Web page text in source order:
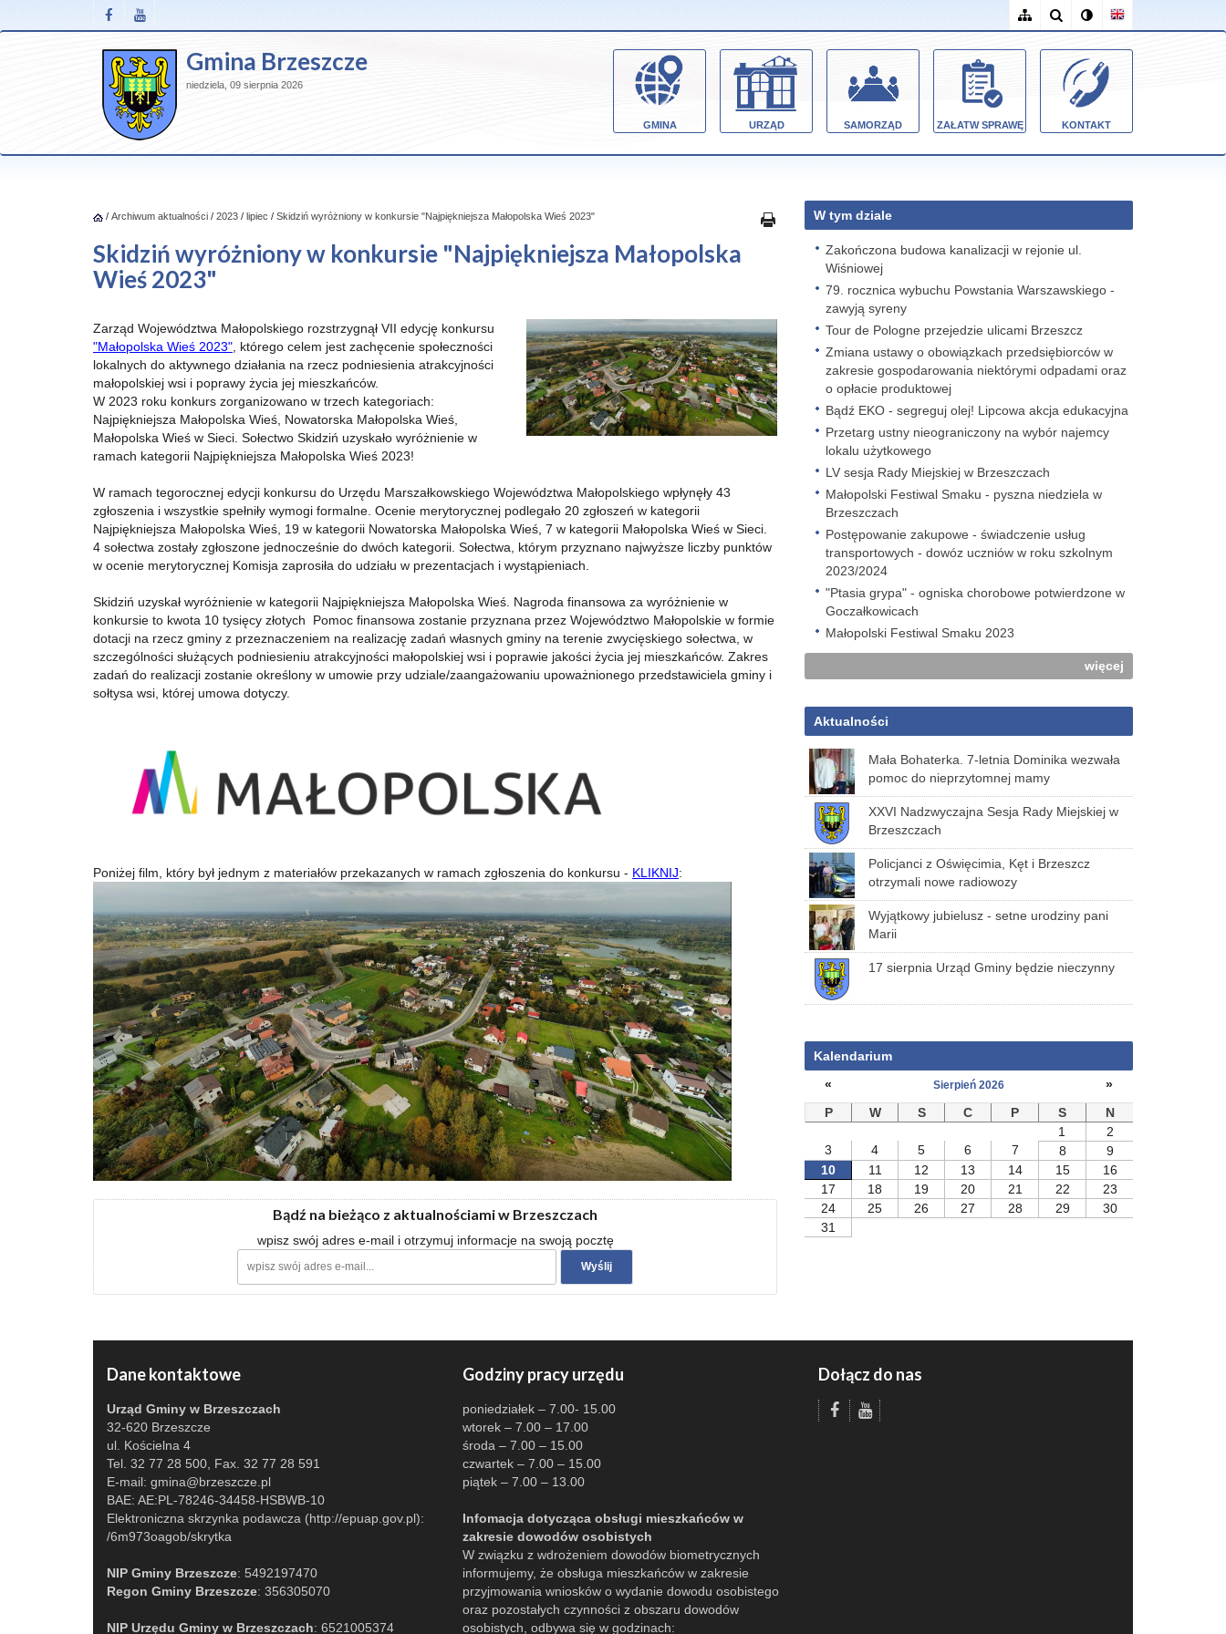
Gmina Brzeszcze
niedziela, 09 sierpnia 2026
GMINA URZĄD SAMORZĄD ZAŁATW SPRAWĘ KONTAKT
/ Archiwum aktualności / 2023 / lipiec / Skidziń wyróżniony w konkursie "Najpiękniejsza Małopolska Wieś 2023"
Skidziń wyróżniony w konkursie "Najpiękniejsza Małopolska
Wieś 2023"
Zarząd Województwa Małopolskiego rozstrzygnął VII edycję konkursu
"Małopolska Wieś 2023" , którego celem jest zachęcenie społeczności
lokalnych do aktywnego działania na rzecz podniesienia atrakcyjności
małopolskiej wsi i poprawy życia jej mieszkańców.
W 2023 roku konkurs zorganizowano w trzech kategoriach:
Najpiękniejsza Małopolska Wieś, Nowatorska Małopolska Wieś,
Małopolska Wieś w Sieci. Sołectwo Skidziń uzyskało wyróżnienie w
ramach kategorii Najpiękniejsza Małopolska Wieś 2023!
W ramach tegorocznej edycji konkursu do Urzędu Marszałkowskiego Województwa Małopolskiego wpłynęły 43
zgłoszenia i wszystkie spełniły wymogi formalne. Ocenie merytorycznej podlegało 20 zgłoszeń w kategorii
Najpiękniejsza Małopolska Wieś, 19 w kategorii Nowatorska Małopolska Wieś, 7 w kategorii Małopolska Wieś w Sieci.
4 sołectwa zostały zgłoszone jednocześnie do dwóch kategorii. Sołectwa, którym przyznano najwyższe liczby punktów
w ocenie merytorycznej Komisja zaprosiła do udziału w prezentacjach i wystąpieniach.
Skidziń uzyskał wyróżnienie w kategorii Najpiękniejsza Małopolska Wieś. Nagroda finansowa za wyróżnienie w
konkursie to kwota 10 tysięcy złotych Pomoc finansowa zostanie przyznana przez Województwo Małopolskie w formie
dotacji na rzecz gminy z przeznaczeniem na realizację zadań własnych gminy na terenie zwycięskiego sołectwa, w
szczególności służących podniesieniu atrakcyjności małopolskiej wsi i poprawie jakości życia jej mieszkańców. Zakres
zadań do realizacji zostanie określony w umowie przy udziale/zaangażowaniu upoważnionego przedstawiciela gminy i
sołtysa wsi, której umowa dotyczy.
Poniżej film, który był jednym z materiałów przekazanych w ramach zgłoszenia do konkursu - KLIKNIJ:
Bądź na bieżąco z aktualnościami w Brzeszczach
wpisz swój adres e-mail i otrzymuj informacje na swoją pocztę
W tym dziale
Zakończona budowa kanalizacji w rejonie ul.
Wiśniowej
79. rocznica wybuchu Powstania Warszawskiego -
zawyją syreny
Tour de Pologne przejedzie ulicami Brzeszcz
Zmiana ustawy o obowiązkach przedsiębiorców w
zakresie gospodarowania niektórymi odpadami oraz
o opłacie produktowej
Bądź EKO - segreguj olej! Lipcowa akcja edukacyjna
Przetarg ustny nieograniczony na wybór najemcy
lokalu użytkowego
LV sesja Rady Miejskiej w Brzeszczach
Małopolski Festiwal Smaku - pyszna niedziela w
Brzeszczach
Postępowanie zakupowe - świadczenie usług
transportowych - dowóz uczniów w roku szkolnym
2023/2024
"Ptasia grypa" - ogniska chorobowe potwierdzone w
Goczałkowicach
Małopolski Festiwal Smaku 2023
więcej
Aktualności
Mała Bohaterka. 7-letnia Dominika wezwała
pomoc do nieprzytomnej mamy
XXVI Nadzwyczajna Sesja Rady Miejskiej w
Brzeszczach
Policjanci z Oświęcimia, Kęt i Brzeszcz
otrzymali nowe radiowozy
Wyjątkowy jubielusz - setne urodziny pani
Marii
17 sierpnia Urząd Gminy będzie nieczynny
Kalendarium
«
Sierpień 2026
»
P
W S C P S
N
1
2
3
4 5 6 7 8
9
10
11 12 13 14 15
16
17
18 19 20 21 22
23
24
25 26 27 28 29
30
31
Dane kontaktowe
Urząd Gminy w Brzeszczach
32-620 Brzeszcze
ul. Kościelna 4
Tel. 32 77 28 500, Fax. 32 77 28 591
E-mail: gmina@brzeszcze.pl
BAE: AE:PL-78246-34458-HSBWB-10
Elektroniczna skrzynka podawcza (http://epuap.gov.pl):
/6m973oagob/skrytka
NIP Gminy Brzeszcze: 5492197470
Regon Gminy Brzeszcze: 356305070
NIP Urzędu Gminy w Brzeszczach: 6521005374
Godziny pracy urzędu
poniedziałek – 7.00- 15.00
wtorek – 7.00 – 17.00
środa – 7.00 – 15.00
czwartek – 7.00 – 15.00
piątek – 7.00 – 13.00
Infomacja dotycząca obsługi mieszkańców w
zakresie dowodów osobistych
W związku z wdrożeniem dowodów biometrycznych
informujemy, że obsługa mieszkańców w zakresie
przyjmowania wniosków o wydanie dowodu osobistego
oraz pozostałych czynności z obszaru dowodów
osobistych, odbywa się w godzinach:
Dołącz do nas